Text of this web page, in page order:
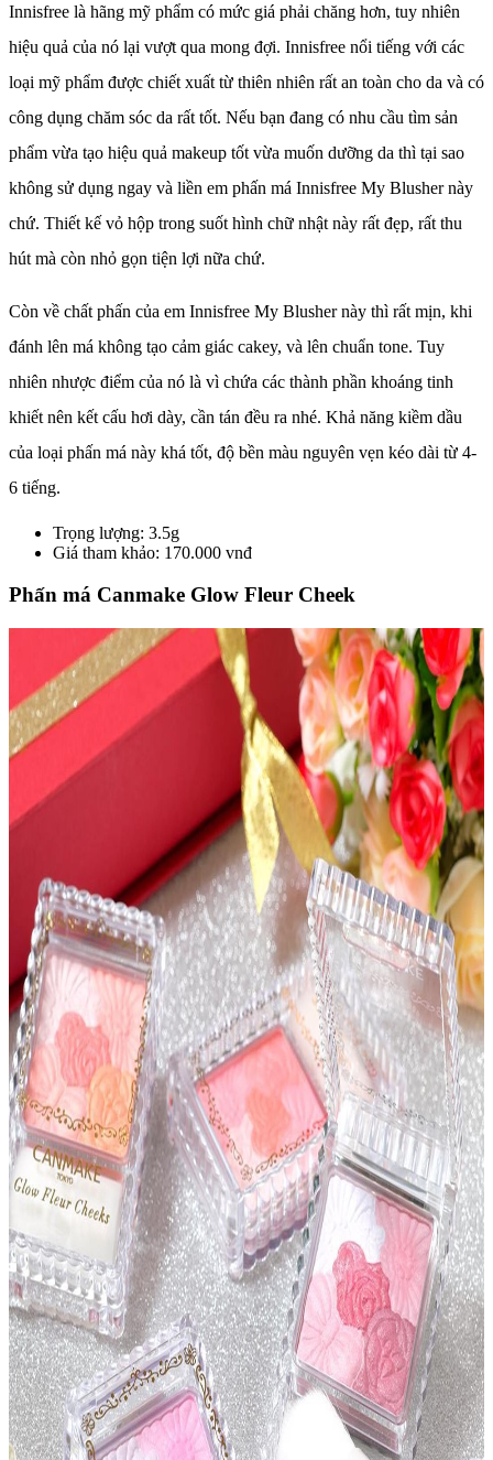
Innisfree là hãng mỹ phẩm có mức giá phải chăng hơn, tuy nhiên
hiệu quả của nó lại vượt qua mong đợi. Innisfree nổi tiếng với các
loại mỹ phẩm được chiết xuất từ thiên nhiên rất an toàn cho da và có
công dụng chăm sóc da rất tốt. Nếu bạn đang có nhu cầu tìm sản
phẩm vừa tạo hiệu quả makeup tốt vừa muốn dưỡng da thì tại sao
không sử dụng ngay và liền em phấn má Innisfree My Blusher này
chứ. Thiết kế vỏ hộp trong suốt hình chữ nhật này rất đẹp, rất thu
hút mà còn nhỏ gọn tiện lợi nữa chứ.
Còn về chất phấn của em Innisfree My Blusher này thì rất mịn, khi
đánh lên má không tạo cảm giác cakey, và lên chuẩn tone. Tuy
nhiên nhược điểm của nó là vì chứa các thành phần khoáng tinh
khiết nên kết cấu hơi dày, cần tán đều ra nhé. Khả năng kiềm dầu
của loại phấn má này khá tốt, độ bền màu nguyên vẹn kéo dài từ 4-
6 tiếng.
Trọng lượng: 3.5g
Giá tham khảo: 170.000 vnđ
Phấn má Canmake Glow Fleur Cheek